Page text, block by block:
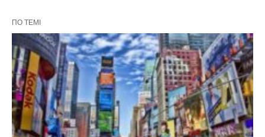
ПО ТЕМІ